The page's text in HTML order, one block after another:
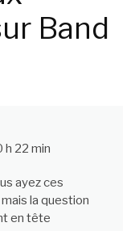
Band
h 22 min
ayez ces
la question
en tête